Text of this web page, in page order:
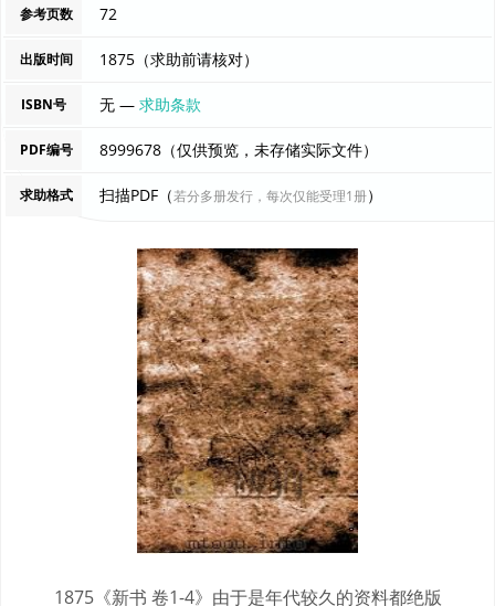
参考页数 72
出版时间 1875（求助前请核对）
ISBN号 无 —求助条款
PDF编号 8999678（仅供预览，未存储实际文件）
求助格式 扫描PDF（若分多册发行，每次仅能受理1册）
1875《新书 卷1-4》由于是年代较久的资料都绝版